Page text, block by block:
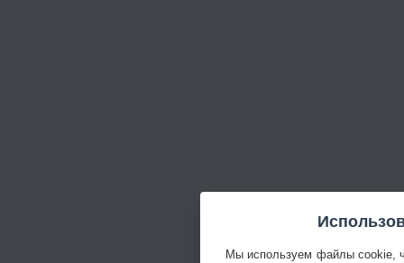
Мы используем файлы cookie,